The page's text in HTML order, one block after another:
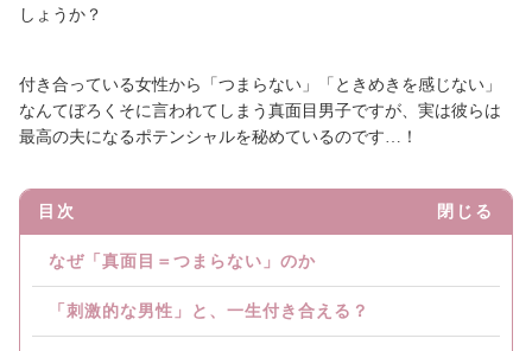
しょうか？
付き合っている女性から「つまらない」「ときめきを感じない」
なんてぼろくそに言われてしまう真面目男子ですが、実は彼らは
最高の夫になるポテンシャルを秘めているのです…！
目次 閉じる
なぜ「真面目＝つまらない」のか
「刺激的な男性」と、一生付き合える？